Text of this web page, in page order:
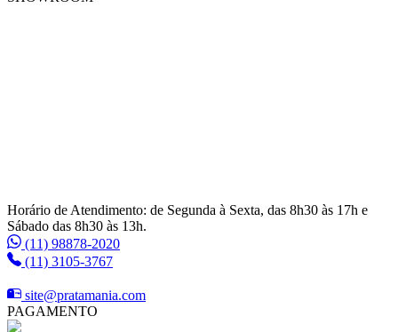
Horário de Atendimento: de Segunda à Sexta, das 8h30 às 17h e
Sábado das 8h30 às 13h.
(11) 98878-2020
(11) 3105-3767
site@pratamania.com
PAGAMENTO